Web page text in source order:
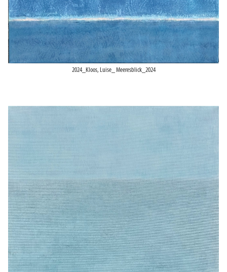
2024_Kloos, Luise_ Meeresblick_2024